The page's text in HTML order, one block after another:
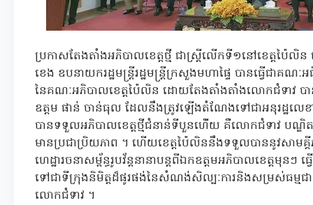
ប្រកាសតែងតាំងអភិបាលខេត្តថ្មី ជាស្រ្តីលើកទី១នៅខេត្តប៉
ខេង ឧបនាយករដ្ឋមន្ត្រីរដ្ឋមន្ត្រីក្រសួងមហាផ្ទៃ បានធ្វើជ
នៃគណៈអភិបាលខេត្តប៉ៃលិន ដោយតែងតាំងតាំងលោកជំទាវ
ឧត្តម ផាន់ ចាន់ធុល ដែលនឹងត្រូវឡើងតំណែងទៅជាអនុរដ្ឋលេខ
បានទទួលអភិបាលខេត្តថ្មីជំនាន់ទីបួនហ់ើយ គឺលោកជំទាវ បណ្ឌិ
មានប្រជាប្រិយភាព ។ ហើយខេត្តប៉ៃលិននឹងទទួលបាននូវសាមគ្គីភ
ហេដ្ឋារចនាសម្ព័ន្ធរូបវ័ន្តនានាបន្តពីឯកឧត្ដមអភិបាលខេត្តមុន
ទៅជាទីក្រុងនិមិត្តដ៏ផូរផង់នៃសំណង់សិល្បៈការនិងសម្រស់ធម្មជ
លោកជំទាវ ។